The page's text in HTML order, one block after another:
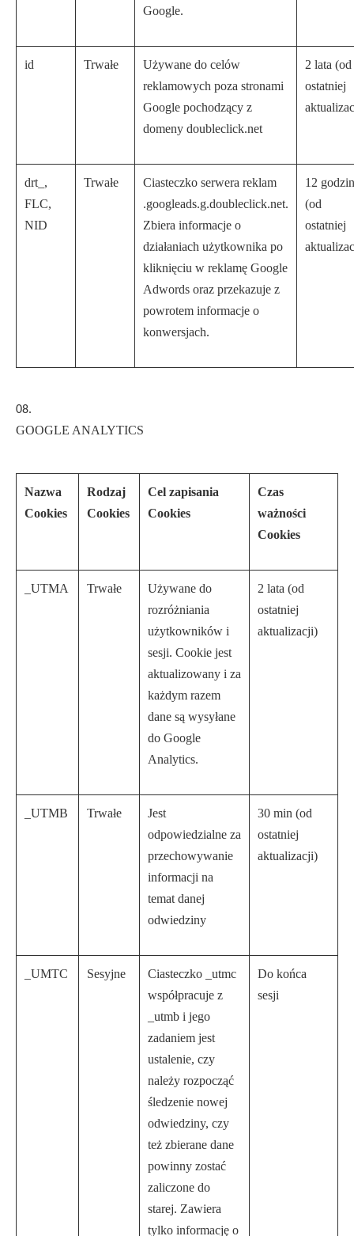
Google.
id Trwałe
Używane do celów
reklamowych poza stronami
Google pochodzący z
domeny doubleclick.net
2 lata (od
ostatniej
drt_,
FLC,
NID
Trwałe
Ciasteczko serwera reklam
.googleads.g.doubleclick.net.
Zbiera informacje o
działaniach użytkownika po
kliknięciu w reklamę Google
Adwords oraz przekazuje z
powrotem informacje o
konwersjach.
12 godzin
(od
ostatniej
GOOGLE ANALYTICS
Nazwa
Cookies
Rodzaj
Cookies
Cel zapisania
Cookies
Czas
ważności
Cookies
_UTMA Trwałe
Używane do
rozróżniania
użytkowników i
sesji. Cookie jest
aktualizowany i za
każdym razem
dane są wysyłane
do Google
Analytics.
2 lata (od
ostatniej
aktualizacji)
_UTMB Trwałe
Jest
odpowiedzialne za
przechowywanie
informacji na
temat danej
odwiedziny
30 min (od
ostatniej
aktualizacji)
_UMTC Sesyjne
Ciasteczko _utmc
współpracuje z
_utmb i jego
zadaniem jest
ustalenie, czy
należy rozpocząć
śledzenie nowej
odwiedziny, czy
też zbierane dane
powinny zostać
zaliczone do
starej. Zawiera
tylko informację o
Do końca
sesji